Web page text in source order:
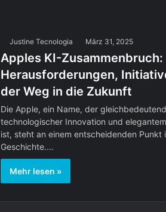
Justine Tecnologia März 31, 2025
Apples KI-Zusammenbruch:
Herausforderungen,
der Weg in die Zukunft
Die Apple, ein Name, der
technologischer Innovation und
ist, steht an einem entscheidenden Punkt
Geschichte.…
Mehr lesen »